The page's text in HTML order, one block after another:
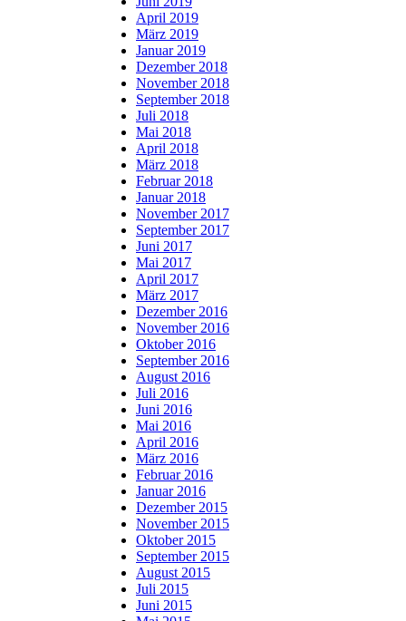
April 2019
März 2019
Januar 2019
Dezember 2018
November 2018
September 2018
Juli 2018
Mai 2018
April 2018
März 2018
Februar 2018
Januar 2018
November 2017
September 2017
Juni 2017
Mai 2017
April 2017
März 2017
Dezember 2016
November 2016
Oktober 2016
September 2016
August 2016
Juli 2016
Juni 2016
Mai 2016
April 2016
März 2016
Februar 2016
Januar 2016
Dezember 2015
November 2015
Oktober 2015
September 2015
August 2015
Juli 2015
Juni 2015